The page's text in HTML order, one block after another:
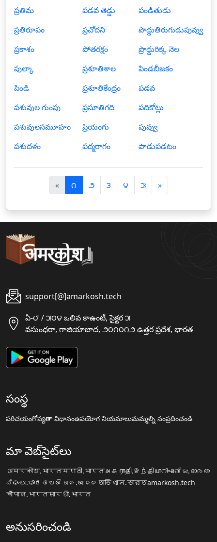
ప్రతిమ
ప్రతిరూపం
ప్రకాశం
పుల్కా
పిండి
పశువుల గుంపు
పశువులసమూహం
పశుదళం
పడవ తెడ్డు
ప్రచోదని
పోతరక్షం
ప్రశూతిశాల
ప్రశూతికేంద్రం
ప్రసూతిగది
ప్రియంగు
పద్మరాగం
పండితుడు
పొద్దుతిరుగుడుపువ్వు
ప్రొద్దురిక్క నెల
పిండబీజకం
పడవ
పదికోట్లు
పువ్వు
పాడుపడటం
«पि
छ
ला
౧ ౨ ౩ ౪ ౫ »अ
ग
ला
support[@]amarkosh.tech
ఏ-౮ / ౫౦౪ ఒలివ కాఉంటీ, సైక్టర ౫
వసుంధరా, గాజియాబాద, ౨౦౧౦౧౨ ఉత్తర ప్రదేశ, భారత
సంస్థ
పరిచయంగోప్యతా విధానంఉపయోగ నియమాలుమమ్మల్ని సంప్రదించండి
మా వెబ్‌సైట్‌లు
अमरकोश.भारतमराठी.भारतஅகராதி.இந்தியாനിഘണ്ടു.ഭാരതം
ನಿಘಂಟು.ಭಾರತ ଅଭିଧାନ.ଭାରତ অভিধান.ভারতamarkosh.tech
चौपाल.भारतसारथी.भारत
అనుసరించండి